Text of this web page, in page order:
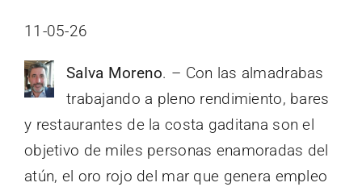
11-05-26
Salva Moreno. – Con las almadrabas
trabajando a pleno rendimiento, bares
y restaurantes de la costa gaditana son el
objetivo de miles personas enamoradas del
atún, el oro rojo del mar que genera empleo